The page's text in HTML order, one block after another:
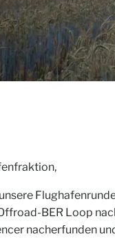
BER Loop
nacherfunden